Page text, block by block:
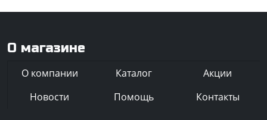
О магазине
О компании Каталог
Акции
Новости
Помощь Контакты